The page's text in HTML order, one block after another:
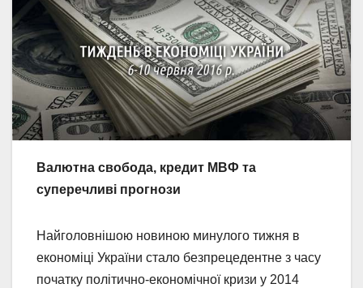
Валютна свобода, кредит МВФ та
суперечливі прогнози
Найголовнішою новиною минулого тижня в
економіці України стало безпрецедентне з часу
початку політично-економічної кризи у 2014